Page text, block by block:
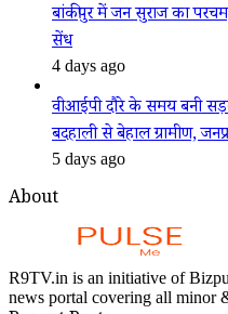
बांकीपुर में जन सुराज का
सेंध
4 days ago
वीआईपी दौरे के समय बनी
बदहाली से बेहाल ग्रामीण,
5 days ago
About
R9TV.in is an initiative of
news portal covering all minor